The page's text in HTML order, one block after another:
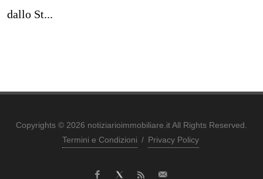
dallo St...
Copyrights © 2026 notiziarioimmobiliare.it All Rights Reserved.
Termini e Condizioni / Privacy Policy